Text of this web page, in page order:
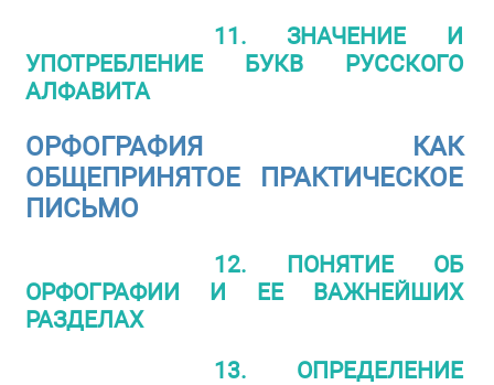
11. ЗНАЧЕНИЕ И
УПОТРЕБЛЕНИЕ БУКВ РУССКОГО
АЛФАВИТА
ОРФОГРАФИЯ КАК
ОБЩЕПРИНЯТОЕ ПРАКТИЧЕСКОЕ
ПИСЬМО
12. ПОНЯТИЕ ОБ
ОРФОГРАФИИ И ЕЕ ВАЖНЕЙШИХ
РАЗДЕЛАХ
13. ОПРЕДЕЛЕНИЕ